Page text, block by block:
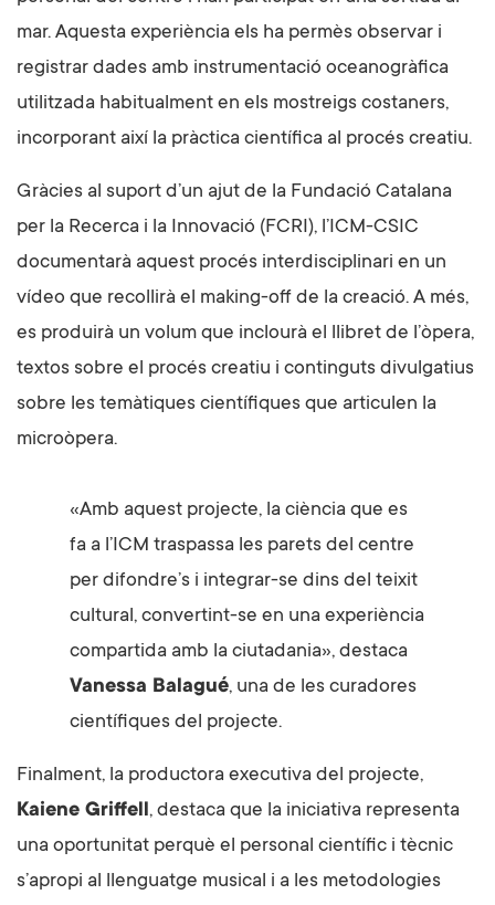
mar. Aquesta experiència els ha permès observar i
registrar dades amb instrumentació oceanogràfica
utilitzada habitualment en els mostreigs costaners,
incorporant així la pràctica científica al procés creatiu.
Gràcies al suport d’un ajut de la Fundació Catalana
per la Recerca i la Innovació (FCRI), l’ICM-CSIC
documentarà aquest procés interdisciplinari en un
vídeo que recollirà el making-off de la creació. A més,
es produirà un volum que inclourà el llibret de l’òpera,
textos sobre el procés creatiu i continguts divulgatius
sobre les temàtiques científiques que articulen la
microòpera.
«Amb aquest projecte, la ciència que es
fa a l’ICM traspassa les parets del centre
per difondre’s i integrar-se dins del teixit
cultural, convertint-se en una experiència
compartida amb la ciutadania», destaca
Vanessa Balagué, una de les curadores
científiques del projecte.
Finalment, la productora executiva del projecte,
Kaiene Griffell, destaca que la iniciativa representa
una oportunitat perquè el personal científic i tècnic
s’apropi al llenguatge musical i a les metodologies